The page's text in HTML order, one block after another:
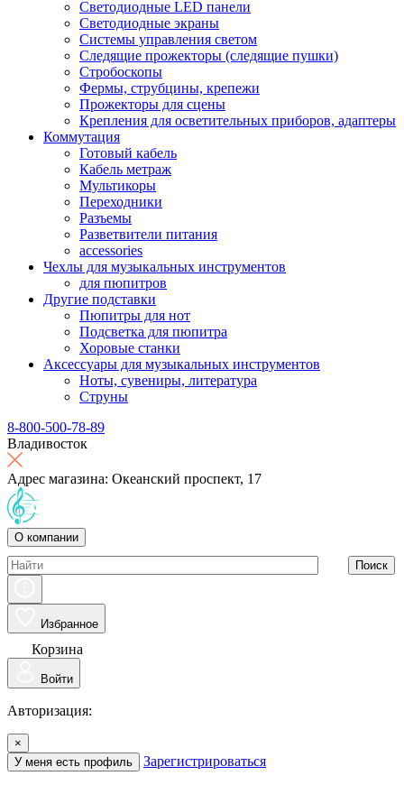
Светодиодные LED панели
Светодиодные экраны
Системы управления светом
Следящие прожекторы (следящие пушки)
Стробоскопы
Фермы, струбцины, крепежи
Прожекторы для сцены
Крепления для осветительных приборов, адаптеры
Коммутация
Готовый кабель
Кабель метраж
Мультикоры
Переходники
Разъемы
Разветвители питания
accessories
Чехлы для музыкальных инструментов
для пюпитров
Другие подставки
Пюпитры для нот
Подсветка для пюпитра
Хоровые станки
Аксессуары для музыкальных инструментов
Ноты, сувениры, литература
Струны
8-800-500-78-89
Владивосток
Адрес магазина: Океанский проспект, 17
О компании
Поиск
Избранное
Корзина
Войти
Авторизация:
×
У меня есть профиль
Зарегистрироваться